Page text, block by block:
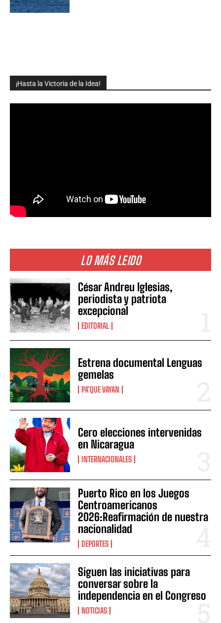
¡Hasta la Victoria de la Idea!
LO MÁS LEIDO
César Andreu Iglesias,
periodista y patriota
excepcional
EDITORIAL
Estrena documental Lenguas
gemelas
PA’QUE VAYAN
Cero elecciones intervenidas
en Nicaragua
INTERNACIONALES
Puerto Rico en los Juegos
Centroamericanos
2026:Reafirmación de nuestra
nacionalidad
DEPORTES
Siguen las iniciativas para
conversar sobre la
independencia en el Congreso
NOTICIAS